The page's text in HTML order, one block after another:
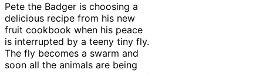
Pete the Badger is choosing a
delicious recipe from his new
fruit cookbook when his peace
is interrupted by a teeny tiny fly.
The fly becomes a swarm and
soon all the animals are being